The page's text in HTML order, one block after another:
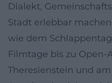
Dialekt,
Stadt erlebbar
wie dem
Filmtage bis zu Open-
Theresienstein und